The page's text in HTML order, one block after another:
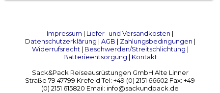
Impressum | Liefer- und Versandkosten |
Datenschutzerklärung | AGB | Zahlungsbedingungen |
Widerrufsrecht| Beschwerden/Streitschlichtung |
Batterieentsorgung | Kontakt
Sack&Pack Reiseausrüstungen GmbH Alte Linner
Straße 79 47799 Krefeld Tel: +49 (0) 2151 66602 Fax: +49
(0) 2151 615820 Email: info@sackundpack.de